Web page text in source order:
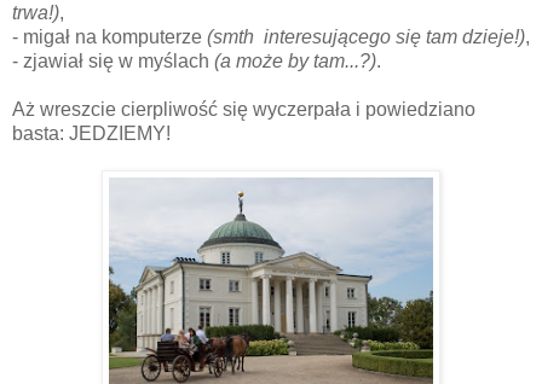
trwa!),
- migał na komputerze (smth interesującego się tam dzieje!),
- zjawiał się w myślach (a może by tam...?).
Aż wreszcie cierpliwość się wyczerpała i powiedziano
basta: JEDZIEMY!